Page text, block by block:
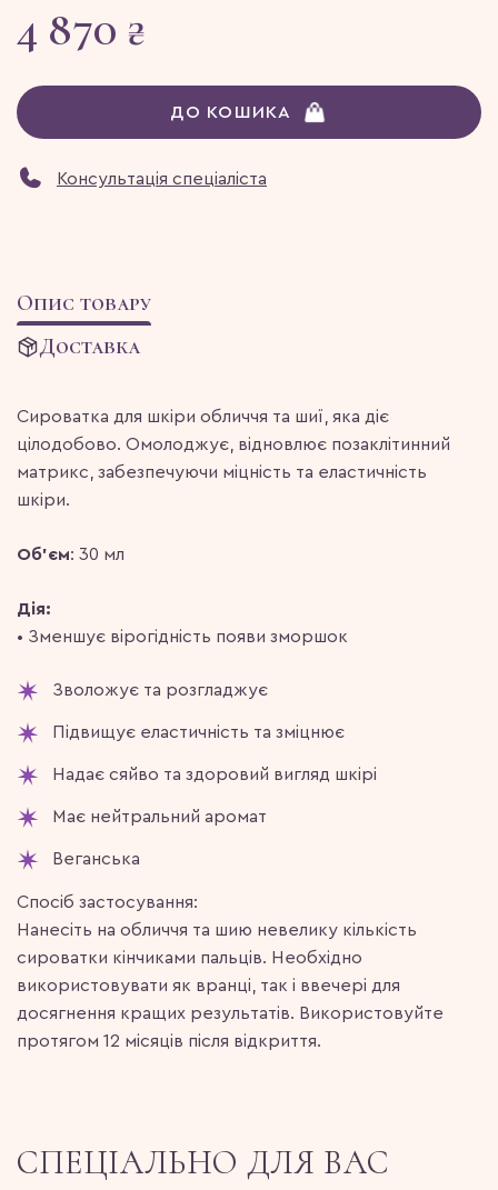
4 870 ₴
ДО КОШИКА
Консультація спеціаліста
Опис товару
Доставка
Сироватка для шкіри обличчя та шиї, яка діє
цілодобово. Омолоджує, відновлює позаклітинний
матрикс, забезпечуючи міцність та еластичність
шкіри.
Об’єм: 30 мл
Дія:
• Зменшує вірогідність появи зморшок
Зволожує та розгладжує
Підвищує еластичність та зміцнює
Надає сяйво та здоровий вигляд шкірі
Має нейтральний аромат
Веганська
Спосіб застосування:
Нанесіть на обличчя та шию невелику кількість
сироватки кінчиками пальців. Необхідно
використовувати як вранці, так і ввечері для
досягнення кращих результатів. Використовуйте
протягом 12 місяців після відкриття.
СПЕЦІАЛЬНО ДЛЯ ВАС